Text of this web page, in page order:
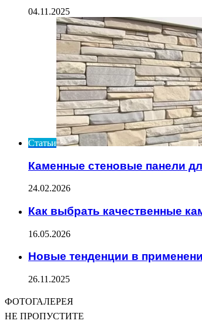
04.11.2025
Статьи
Каменные стеновые панели
24.02.2026
Как выбрать качественные
16.05.2026
Новые тенденции в
26.11.2025
ФОТОГАЛЕРЕЯ
НЕ ПРОПУСТИТЕ